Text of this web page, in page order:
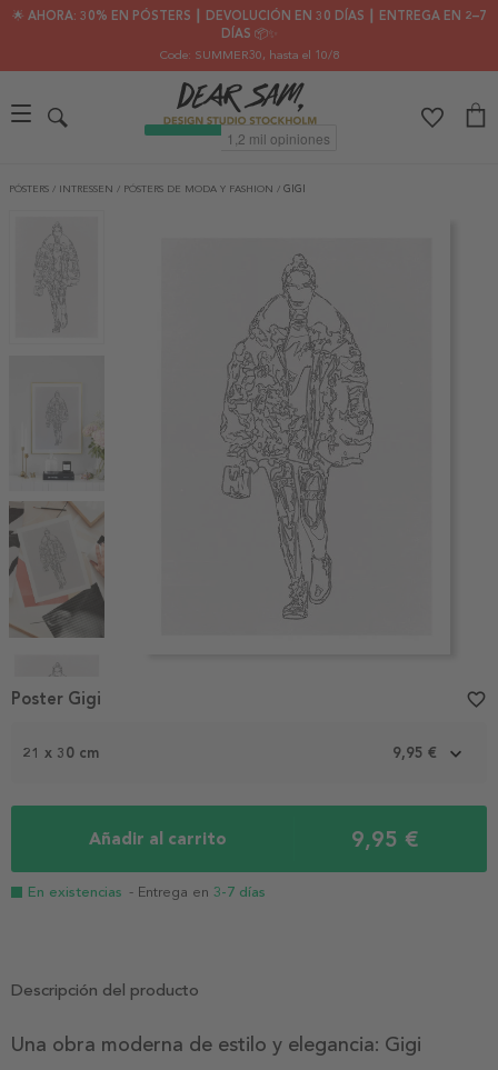
🌟 AHORA: 30% EN PÓSTERS ┃ DEVOLUCIÓN EN 30 DÍAS ┃ ENTREGA EN 2–7
DÍAS 📦✨
Code: SUMMER30, hasta el 10/8
PÓSTERS / INTRESSEN / PÓSTERS DE MODA Y FASHION / GIGI
21 x 30 cm 9,95 €
Añadir al carrito 9,95 €
En existencias - Entrega en 3-7 días
Poster Gigi favorite_border
Descripción del producto
Una obra moderna de estilo y elegancia: Gigi